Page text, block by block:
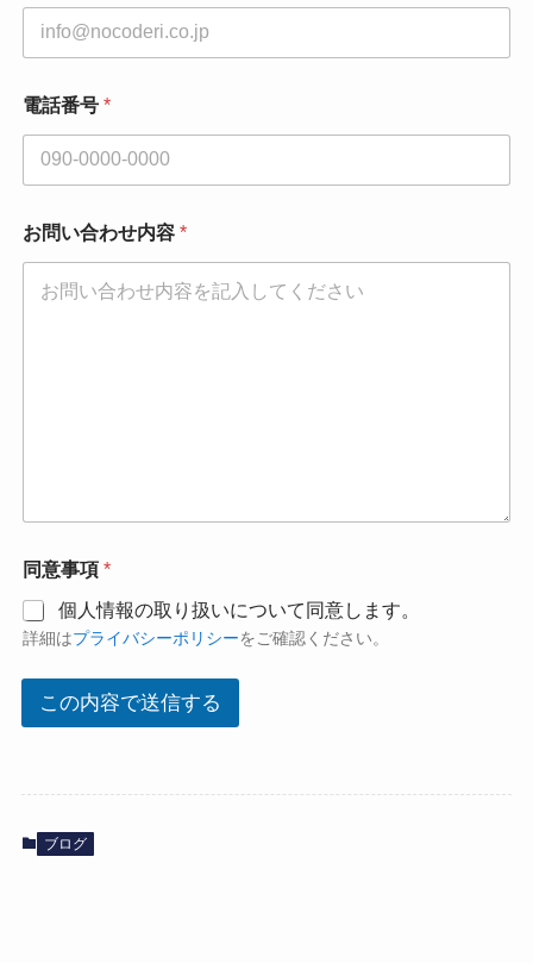
電話番号 *
お問い合わせ内容 *
同意事項 *
個人情報の取り扱いについて同意します。
詳細はプライバシーポリシーをご確認ください。
この内容で送信する
ブログ